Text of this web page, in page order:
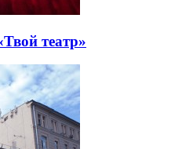
театр»